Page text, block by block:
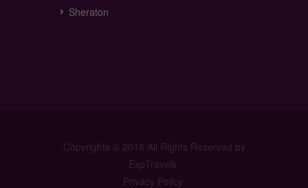
Sheraton
Copyrights © 2018 All Rights Reserved by
ExpTravels.
Privacy Policy